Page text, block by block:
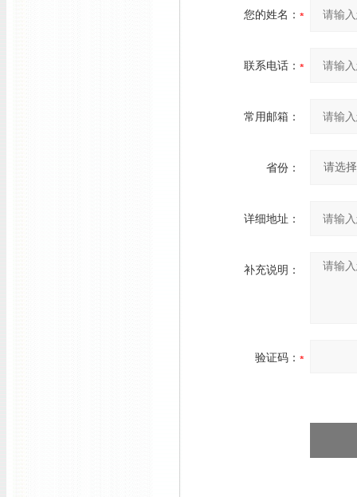
您的姓名：
联系电话：
常用邮箱：
省份：
详细地址：
补充说明：
验证码：